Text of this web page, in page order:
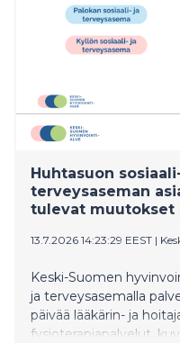
Huhtasuon
terveysaseman
tulevat muutokset
13.7.2026 14:23:29 EEST |
Keski-Suomen
ja terveysasemalla
päivää lääkärin- ja
fysioterapiapalvelut,